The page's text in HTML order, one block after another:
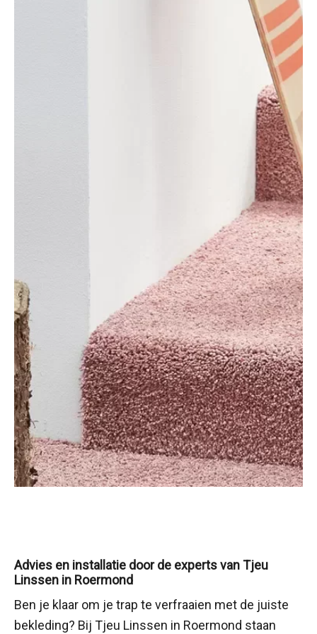
Advies en installatie door de experts van Tjeu
Linssen in Roermond
Ben je klaar om je trap te verfraaien met de juiste
bekleding? Bij Tjeu Linssen in Roermond staan